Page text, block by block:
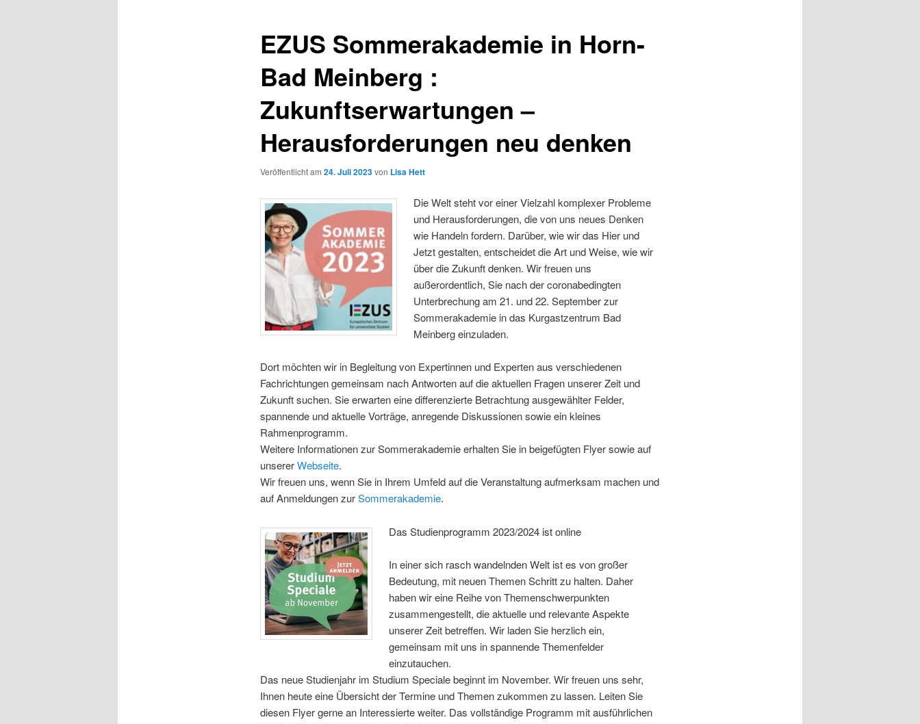
EZUS Sommerakademie in Horn-
Bad Meinberg :
Zukunftserwartungen –
Herausforderungen neu denken
Veröffentlicht am 24. Juli 2023von Lisa Hett
Die Welt steht vor einer Vielzahl komplexer Probleme
und Herausforderungen, die von uns neues Denken
wie Handeln fordern. Darüber, wie wir das Hier und
Jetzt gestalten, entscheidet die Art und Weise, wie wir
über die Zukunft denken. Wir freuen uns
außerordentlich, Sie nach der coronabedingten
Unterbrechung am 21. und 22. September zur
Sommerakademie in das Kurgastzentrum Bad
Meinberg einzuladen.
Dort möchten wir in Begleitung von Expertinnen und Experten aus verschiedenen
Fachrichtungen gemeinsam nach Antworten auf die aktuellen Fragen unserer Zeit und
Zukunft suchen. Sie erwarten eine differenzierte Betrachtung ausgewählter Felder,
spannende und aktuelle Vorträge, anregende Diskussionen sowie ein kleines
Rahmenprogramm.
Weitere Informationen zur Sommerakademie erhalten Sie in beigefügten Flyer sowie auf
unsererWebseite.
Wir freuen uns, wenn Sie in Ihrem Umfeld auf die Veranstaltung aufmerksam machen und
auf Anmeldungen zurSommerakademie.
Das Studienprogramm 2023/2024 ist online
In einer sich rasch wandelnden Welt ist es von großer
Bedeutung, mit neuen Themen Schritt zu halten. Daher
haben wir eine Reihe von Themenschwerpunkten
zusammengestellt, die aktuelle und relevante Aspekte
unserer Zeit betreffen. Wir laden Sie herzlich ein,
gemeinsam mit uns in spannende Themenfelder
einzutauchen.
Das neue Studienjahr im Studium Speciale beginnt im November. Wir freuen uns sehr,
Ihnen heute eine Übersicht der Termine und Themen zukommen zu lassen. Leiten Sie
diesen Flyer gerne an Interessierte weiter. Das vollständige Programm mit ausführlichen